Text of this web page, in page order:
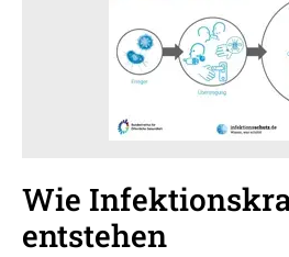
Wie
entstehen